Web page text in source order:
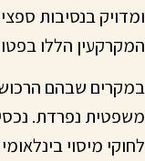
ומדויק בנסיבות
המקרקעין הללו
במקרים שבהם
משפטית נפרדת.
לחוקי מיסוי